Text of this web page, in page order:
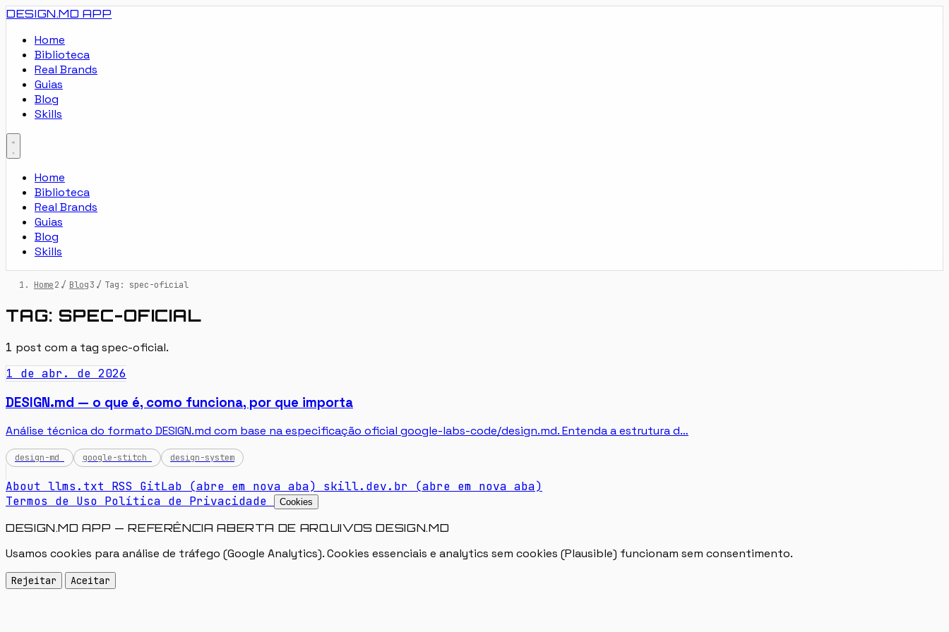
DESIGN.MD APP
Home
Biblioteca
Real Brands
Guias
Blog
Skills
Home
Biblioteca
Real Brands
Guias
Blog
Skills
Home / Blog / Tag: spec-oficial
TAG: SPEC-OFICIAL
1 post com a tag spec-oficial.
1 de abr. de 2026
DESIGN.md — o que é, como funciona, por que importa
Análise técnica do formato DESIGN.md com base na especificação oficial google-labs-code/design.md. Entenda a estrutura d…
design-md google-stitch design-system
About llms.txt RSS GitLab (abre em nova aba) skill.dev.br (abre em nova aba)
Termos de Uso Política de Privacidade Cookies
DESIGN.MD APP — REFERÊNCIA ABERTA DE ARQUIVOS DESIGN.MD
Usamos cookies para análise de tráfego (Google Analytics). Cookies essenciais e analytics sem cookies (Plausible) funcionam sem consentimento.
Rejeitar Aceitar